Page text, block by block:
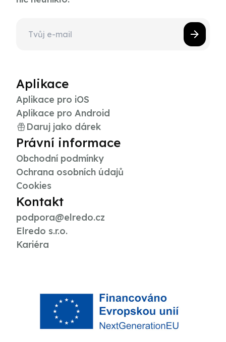
Aplikace
Aplikace pro iOS
Aplikace pro Android
Daruj jako dárek
Právní informace
Obchodní podmínky
Ochrana osobních údajů
Cookies
Kontakt
podpora@elredo.cz
Elredo s.r.o.
Kariéra